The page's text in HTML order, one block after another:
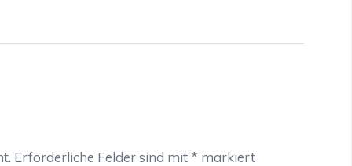
Erforderliche Felder sind mit * markiert